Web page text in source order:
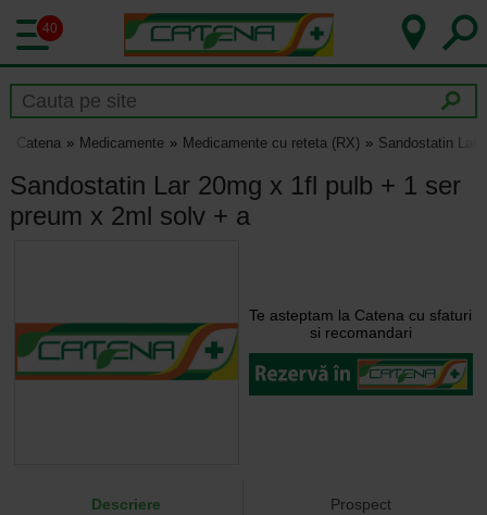
40
Catena Medicamente Medicamente cu reteta (RX) Sandostatin Lar
Sandostatin Lar 20mg x 1fl pulb + 1 ser
preum x 2ml solv + a
Te asteptam la Catena cu sfaturi
si recomandari
Descriere Prospect